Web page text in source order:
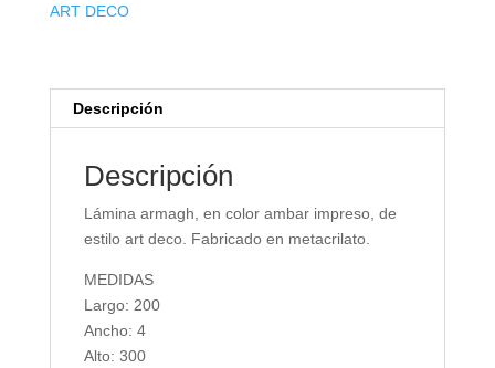
ART DECO
Descripción
Descripción
Lámina armagh, en color ambar impreso, de
estilo art deco. Fabricado en metacrilato.
MEDIDAS
Largo: 200
Ancho: 4
Alto: 300